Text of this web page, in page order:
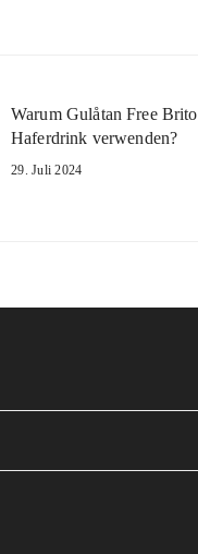
Warum Gulåtan Free Brito
Haferdrink verwenden?
29. Juli 2024